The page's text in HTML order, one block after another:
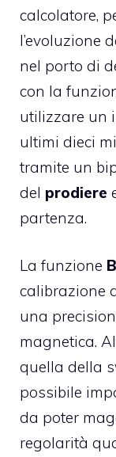
calcolatore,
l’evoluzione
nel porto di
con la
utilizzare un
ultimi dieci
tramite un
del prodiere
partenza.
La funzione
calibrazione
una
magnetica.
quella della
possibile
da poter
regolarità